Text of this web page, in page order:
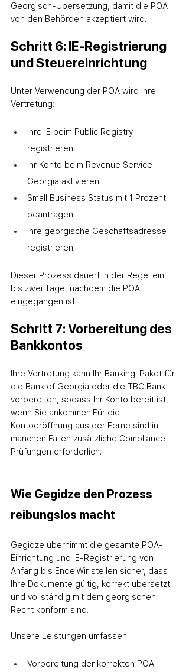
Georgisch-Übersetzung, damit die POA
von den Behörden akzeptiert wird.
Schritt 6: IE-Registrierung
und Steuereinrichtung
Unter Verwendung der POA wird Ihre
Vertretung:
Ihre IE beim Public Registry
registrieren
Ihr Konto beim Revenue Service
Georgia aktivieren
Small Business Status mit 1 Prozent
beantragen
Ihre georgische Geschäftsadresse
registrieren
Dieser Prozess dauert in der Regel ein
bis zwei Tage, nachdem die POA
eingegangen ist.
Schritt 7: Vorbereitung des
Bankkontos
Ihre Vertretung kann Ihr Banking-Paket für
die Bank of Georgia oder die TBC Bank
vorbereiten, sodass Ihr Konto bereit ist,
wenn Sie ankommen.Für die
Kontoeröffnung aus der Ferne sind in
manchen Fällen zusätzliche Compliance-
Prüfungen erforderlich.
Wie Gegidze den Prozess
reibungslos macht
Gegidze übernimmt die gesamte POA-
Einrichtung und IE-Registrierung von
Anfang bis Ende.Wir stellen sicher, dass
Ihre Dokumente gültig, korrekt übersetzt
und vollständig mit dem georgischen
Recht konform sind.
Unsere Leistungen umfassen:
Vorbereitung der korrekten POA-